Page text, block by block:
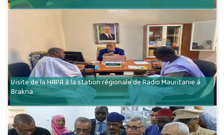
Visite de la HAPA à la station régionale de Radio Mauritanie à
Brakna